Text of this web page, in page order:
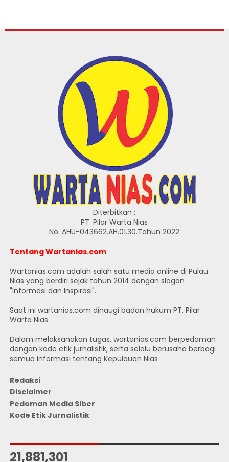
Diterbitkan :
PT. Pilar Warta Nias
No. AHU-043662.AH.01.30.Tahun 2022
Tentang Wartanias.com
Wartanias.com adalah salah satu media online di Pulau
Nias yang berdiri sejak tahun 2014 dengan slogan
"Informasi dan Inspirasi".
Saat ini wartanias.com dinaugi badan hukum PT. Pilar
Warta Nias.
Dalam melaksanakan tugas, wartanias.com berpedoman
dengan kode etik jurnalistik, serta selalu berusaha berbagi
semua informasi tentang Kepulauan Nias
Redaksi
Disclaimer
Pedoman Media Siber
Kode Etik Jurnalistik
21,881,301